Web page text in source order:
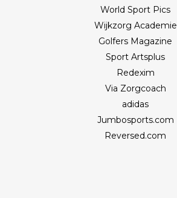
World Sport Pics
Wijkzorg Academie
Golfers Magazine
Sport Artsplus
Redexim
Via Zorgcoach
adidas
Jumbosports.com
Reversed.com